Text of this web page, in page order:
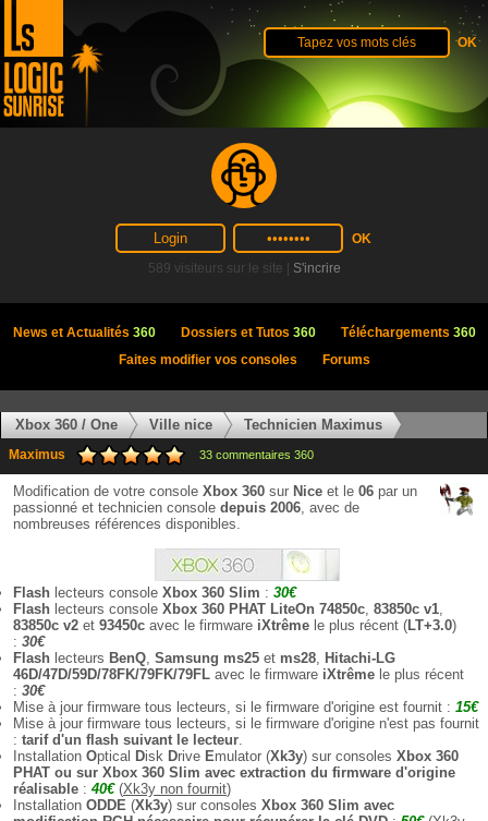
589 visiteurs sur le site | S'incrire
News et Actualités 360 Dossiers et Tutos 360 Téléchargements 360
Faites modifier vos consoles
Forums
Xbox 360 / One Ville nice Technicien Maximus
Maximus 33 commentaires 360
Modification de votre console Xbox 360 sur Nice et le 06 par un
passionné et technicien console depuis 2006, avec de
nombreuses références disponibles.
Flash lecteurs console Xbox 360 Slim : 30€
Flash lecteurs console Xbox 360 PHAT LiteOn 74850c, 83850c v1,
83850c v2 et 93450c avec le firmware iXtrême le plus récent (LT+3.0)
: 30€
Flash lecteurs BenQ, Samsung ms25 et ms28, Hitachi-LG
46D/47D/59D/78FK/79FK/79FL avec le firmware iXtrême le plus récent
: 30€
Mise à jour firmware tous lecteurs, si le firmware d'origine est fournit : 15€
Mise à jour firmware tous lecteurs, si le firmware d'origine n'est pas fournit
: tarif d'un flash suivant le lecteur.
Installation Optical Disk Drive Emulator (Xk3y) sur consoles Xbox 360
PHAT ou sur Xbox 360 Slim avec extraction du firmware d'origine
réalisable : 40€(Xk3y non fournit)
Installation ODDE (Xk3y) sur consoles Xbox 360 Slim avec